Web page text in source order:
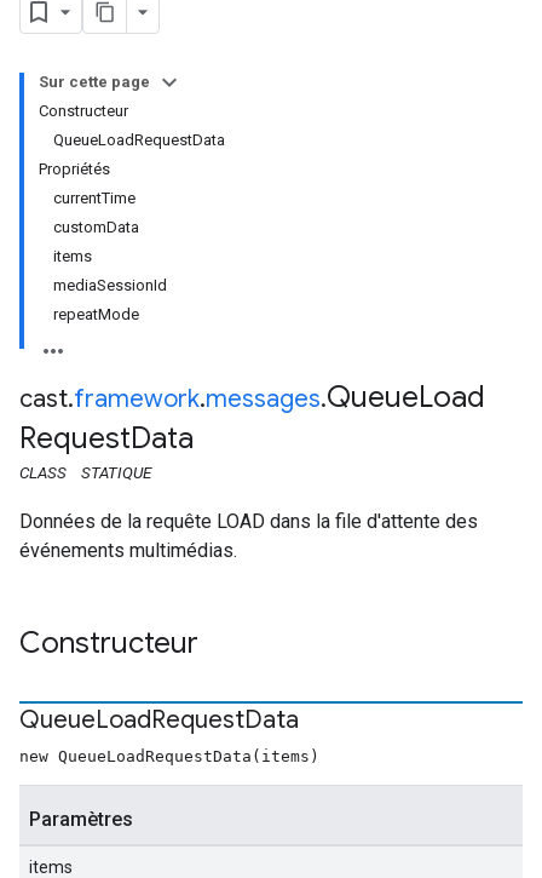
Sur cette page
Constructeur
QueueLoadRequestData
Propriétés
currentTime
customData
items
mediaSessionId
repeatMode
cast.framework.messages.QueueLoad
RequestData
CLASS STATIQUE
Données de la requête LOAD dans la file d'attente des
événements multimédias.
Constructeur
QueueLoadRequestData
new QueueLoadRequestData(items)
Paramètres
items